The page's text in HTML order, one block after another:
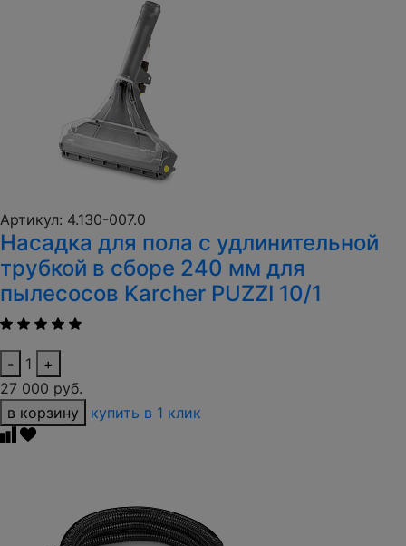
Артикул: 4.130-007.0
Насадка для пола с удлинительной
трубкой в сборе 240 мм для
пылесосов Karcher PUZZI 10/1
- 1
+
27 000 руб.
в корзину
купить в 1 клик